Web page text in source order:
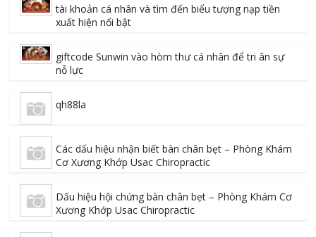
tài khoản cá nhân và tìm đến biểu tượng nạp tiền
xuất hiện nổi bật
giftcode Sunwin vào hòm thư cá nhân để tri ân sự
nỗ lực
qh88la
Các dấu hiệu nhận biết bàn chân bẹt – Phòng Khám
Cơ Xương Khớp Usac Chiropractic
Dấu hiệu hội chứng bàn chân bẹt – Phòng Khám Cơ
Xương Khớp Usac Chiropractic